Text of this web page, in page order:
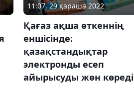
11:07, 29 қараша 2022
Қағаз ақша өткеннің
еншісінде:
қазақстандықтар
электронды есеп
айырысуды жөн көреді